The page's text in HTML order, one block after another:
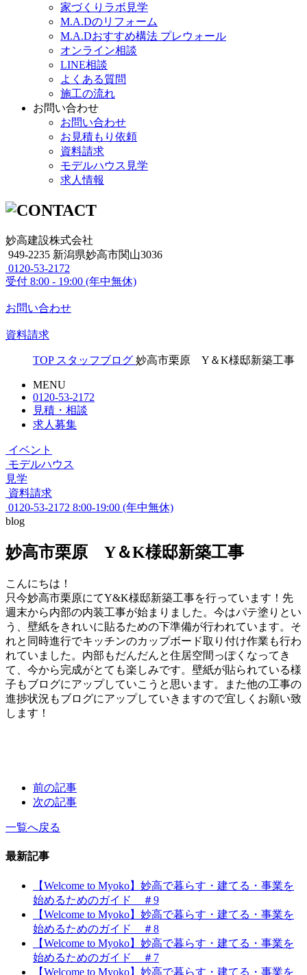
家づくりラボ見学
M.A.Dのリフォーム
M.A.Dおすすめ構法 プレウォール
オンライン相談
LINE相談
よくある質問
施工の流れ
お問い合わせ
お問い合わせ
お見積もり依頼
資料請求
モデルハウス見学
求人情報
妙高建設株式会社
949-2235 新潟県妙高市関山3036
0120-53-2172
受付 8:00 - 19:00 (年中無休)
お問い合わせ
資料請求
TOP スタッフブログ 妙高市栗原 Y＆K様邸新築工事
MENU
0120-53-2172
見積・相談
求人募集
イベント
モデルハウス
見学
資料請求
0120-53-2172 8:00-19:00 (年中無休)
blog
妙高市栗原 Y＆K様邸新築工事
こんにちは！
只今妙高市栗原にてY&K様邸新築工事を行っています！先
週末から内部の内装工事が始まりました。今はパテ塗りとい
う、壁紙をきれいに貼るための下準備が行われています。そ
れと同時進行でキッチンのカップボード取り付け作業も行わ
れていました。内部もだんだんと住居空間っぽくなってき
て、今から完成がとても楽しみです。壁紙が貼られている様
子もブログにアップしていこうと思います。また他の工事の
進捗状況もブログにアップしていきますので宜しくお願い致
します！
前の記事
次の記事
一覧へ戻る
最新記事
【Welcome to Myoko】妙高で暮らす・建てる・事業を
始めるためのガイド ＃9
【Welcome to Myoko】妙高で暮らす・建てる・事業を
始めるためのガイド ＃8
【Welcome to Myoko】妙高で暮らす・建てる・事業を
始めるためのガイド ＃7
【Welcome to Myoko】妙高で暮らす・建てる・事業を